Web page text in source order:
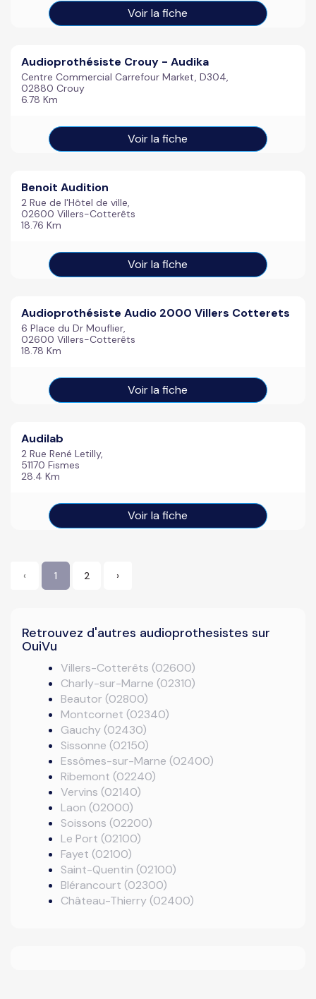
Voir la fiche
Audioprothésiste Crouy - Audika
Centre Commercial Carrefour Market, D304,
02880 Crouy
6.78 Km
Voir la fiche
Benoit Audition
2 Rue de l'Hôtel de ville,
02600 Villers-Cotterêts
18.76 Km
Voir la fiche
Audioprothésiste Audio 2000 Villers Cotterets
6 Place du Dr Mouflier,
02600 Villers-Cotterêts
18.78 Km
Voir la fiche
Audilab
2 Rue René Letilly,
51170 Fismes
28.4 Km
Voir la fiche
‹ 1 2 ›
Retrouvez d'autres audioprothesistes sur
OuiVu
Villers-Cotterêts (02600)
Charly-sur-Marne (02310)
Beautor (02800)
Montcornet (02340)
Gauchy (02430)
Sissonne (02150)
Essômes-sur-Marne (02400)
Ribemont (02240)
Vervins (02140)
Laon (02000)
Soissons (02200)
Le Port (02100)
Fayet (02100)
Saint-Quentin (02100)
Blérancourt (02300)
Château-Thierry (02400)